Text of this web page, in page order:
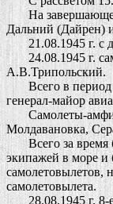
На завершающем
Дальний (Дайрен)
21.08.1945 г. с
24.08.1945 г.
А.В.Трипольский.
Всего в период с
генерал-майор
Самолеты-
Молдавановка,
Всего за время
экипажей в море и
самолетовылетов,
самолетовылета.
28.08.1945 г. 8-е